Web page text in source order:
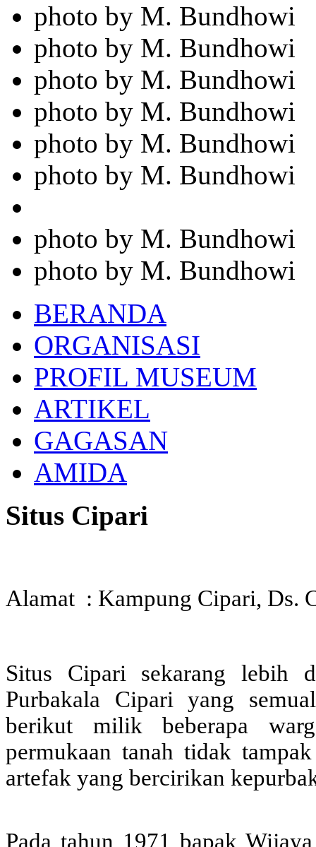
photo by M. Bundhowi
photo by M. Bundhowi
photo by M. Bundhowi
photo by M. Bundhowi
photo by M. Bundhowi
photo by M. Bundhowi
photo by M. Bundhowi
photo by M. Bundhowi
BERANDA
ORGANISASI
PROFIL MUSEUM
ARTIKEL
GAGASAN
AMIDA
Situs Cipari
Alamat : Kampung Cipari, Ds.
Situs Cipari sekarang lebih
Purbakala Cipari yang
berikut milik beberapa
permukaan tanah tidak
artefak yang bercirikan
Pada tahun 1971 bapak